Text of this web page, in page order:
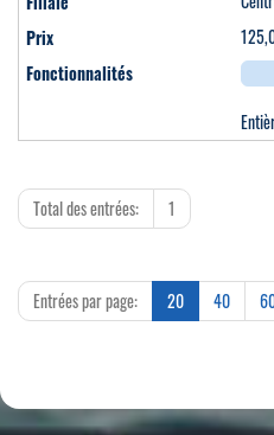
Total des entrées: 1
Entrées par page: 20 40